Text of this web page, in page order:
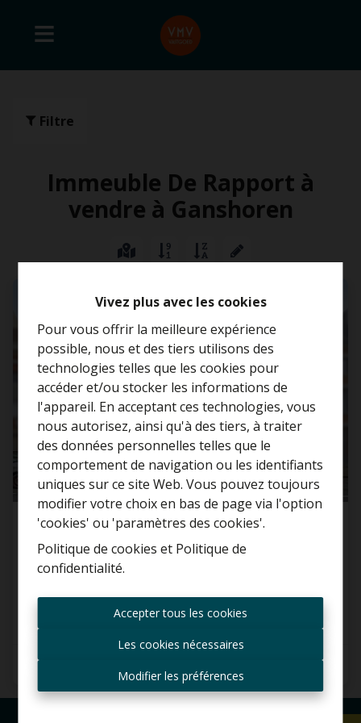
Vivez plus avec les cookies
Pour vous offrir la meilleure expérience
possible, nous et des tiers utilisons des
technologies telles que les cookies pour
accéder et/ou stocker les informations de
l'appareil. En acceptant ces technologies, vous
nous autorisez, ainsi qu'à des tiers, à traiter
des données personnelles telles que le
comportement de navigation ou les identifiants
uniques sur ce site Web. Vous pouvez toujours
modifier votre choix en bas de page via l'option
'cookies' ou 'paramètres des cookies'.
Politique de cookies et Politique de
confidentialité.
Accepter tous les cookies
Les cookies nécessaires
Modifier les préférences
Filtre
Immeuble De Rapport à
vendre à Ganshoren
Propriété de rendement avec 3 appartements
et un grand poten...
1083 Ganshoren
Curieux de connaître la
valeur de votre maison ?
Estimation gratuite
Toujours être le premier
informé des nouvelles
offres ?
mail